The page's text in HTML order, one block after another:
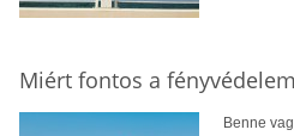
Miért fontos a
Benne